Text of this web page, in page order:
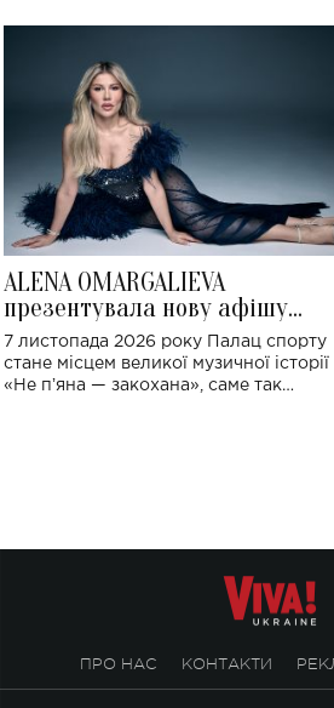
ALENA OMARGALIEVA
презентувала нову афішу
великого концерту в Палаці
спорту
7 листопада 2026 року Палац спорту
стане місцем великої музичної
«Не пʼяна — закохана», саме так
ПРО НАС КОНТАКТИ